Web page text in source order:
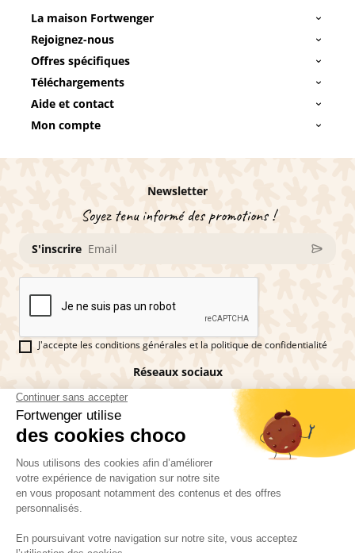
La maison Fortwenger
Rejoignez-nous
Offres spécifiques
Téléchargements
Aide et contact
Mon compte
Newsletter
Soyez tenu informé des promotions !
S'inscrire
J'accepte les conditions générales et la politique de confidentialité
Réseaux sociaux
Vous êtes fan de pains d'épices ?
Fortwenger ©2026
Conditions générales de ventesMentions légales